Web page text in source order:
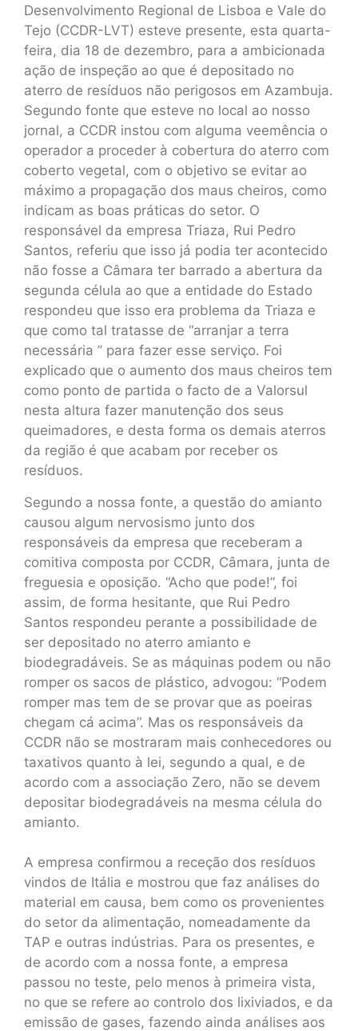
Desenvolvimento Regional de Lisboa e Vale do
Tejo (CCDR-LVT) esteve presente, esta quarta-
feira, dia 18 de dezembro, para a ambicionada
ação de inspeção ao que é depositado no
aterro de resíduos não perigosos em Azambuja.
Segundo fonte que esteve no local ao nosso
jornal, a CCDR instou com alguma veemência o
operador a proceder à cobertura do aterro com
coberto vegetal, com o objetivo se evitar ao
máximo a propagação dos maus cheiros, como
indicam as boas práticas do setor. O
responsável da empresa Triaza, Rui Pedro
Santos, referiu que isso já podia ter acontecido
não fosse a Câmara ter barrado a abertura da
segunda célula ao que a entidade do Estado
respondeu que isso era problema da Triaza e
que como tal tratasse de “arranjar a terra
necessária ” para fazer esse serviço. Foi
explicado que o aumento dos maus cheiros tem
como ponto de partida o facto de a Valorsul
nesta altura fazer manutenção dos seus
queimadores, e desta forma os demais aterros
da região é que acabam por receber os
resíduos.
Segundo a nossa fonte, a questão do amianto
causou algum nervosismo junto dos
responsáveis da empresa que receberam a
comitiva composta por CCDR, Câmara, junta de
freguesia e oposição. “Acho que pode!”, foi
assim, de forma hesitante, que Rui Pedro
Santos respondeu perante a possibilidade de
ser depositado no aterro amianto e
biodegradáveis. Se as máquinas podem ou não
romper os sacos de plástico, advogou: “Podem
romper mas tem de se provar que as poeiras
chegam cá acima”. Mas os responsáveis da
CCDR não se mostraram mais conhecedores ou
taxativos quanto à lei, segundo a qual, e de
acordo com a associação Zero, não se devem
depositar biodegradáveis na mesma célula do
amianto.
A empresa confirmou a receção dos resíduos
vindos de Itália e mostrou que faz análises do
material em causa, bem como os provenientes
do setor da alimentação, nomeadamente da
TAP e outras indústrias. Para os presentes, e
de acordo com a nossa fonte, a empresa
passou no teste, pelo menos à primeira vista,
no que se refere ao controlo dos lixiviados, e da
emissão de gases, fazendo ainda análises aos